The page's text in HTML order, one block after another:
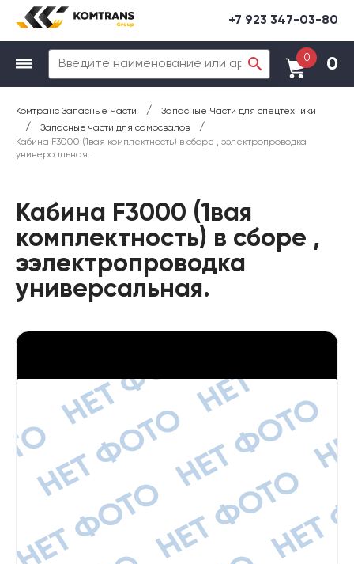
+7 923 347-03-80
0 0
Комтранс Запасные Части / Запасные Части для спецтехники
/ Запасные части для самосвалов /
Кабина F3000 (1вая комплектность) в сборе , ээлектропроводка
универсальная.
Кабина F3000 (1вая
комплектность) в сборе ,
ээлектропроводка
универсальная.